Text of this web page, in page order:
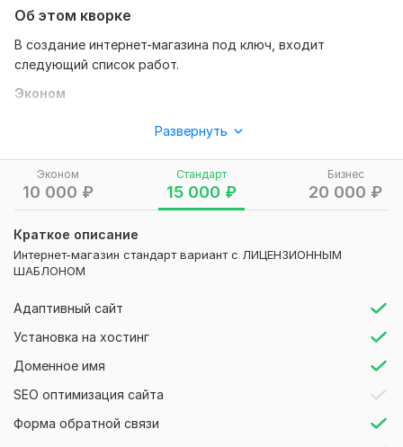
Эконом
10 000 ₽
Стандарт
15 000 ₽
Бизнес
20 000 ₽
Краткое описание
Интернет-магазин стандарт вариант с ЛИЦЕНЗИОННЫМ
ШАБЛОНОМ
Адаптивный сайт
Установка на хостинг
Доменное имя
SEO оптимизация сайта
Форма обратной связи
Об этом кворке
В создание интернет-магазина под ключ, входит
следующий список работ.
Эконом
3. Установка
(OcStore) на русском языке
4. Подключу и настроюSSL сертификат
5. Простой магазин с базовыми функциями
Стандарт
устройства. Расширенный пакет ~ 30 важных модулей
3. Подключение
4. Установкаяндекс метрики
5.Защита для сайтаадмин панели. Настройка капчи
Развернуть